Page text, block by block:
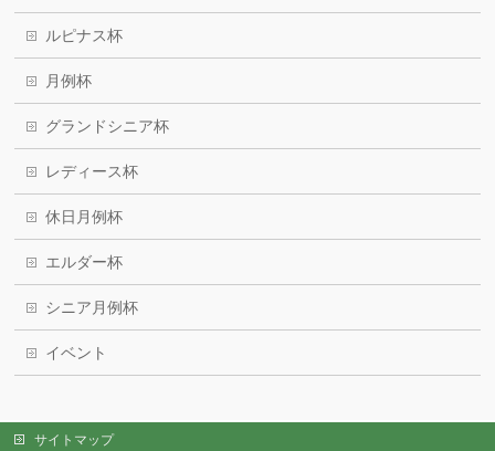
ルピナス杯
月例杯
グランドシニア杯
レディース杯
休日月例杯
エルダー杯
シニア月例杯
イベント
サイトマップ